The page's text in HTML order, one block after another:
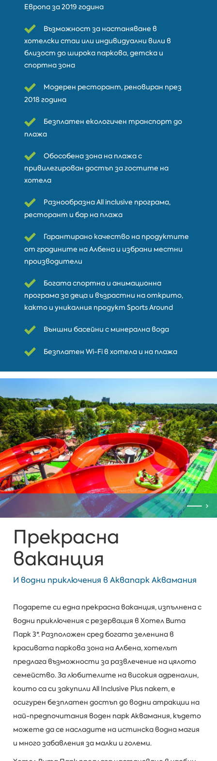
Европа за 2019 година
Възможност за настаняване в
хотелски стаи или индивидуални вили в
близост до широка паркова, детска и
спортна зона
Модерен ресторант, реновиран през
2018 година
Безплатен екологичен транспорт до
плажа
Обособена зона на плажа с
привилегирован достъп за гостите на
хотела
Разнообразна All inclusive програма,
ресторант и бар на плажа
Гарантирано качество на продуктите
от градините на Албена и избрани местни
производители
Богата спортна и анимационна
програма за деца и възрастни на открито,
както и уникалния продукт Sports Around
Външни басейни с минерална вода
Безплатен Wi-Fi в хотела и на плажа
Прекрасна
ваканция
И водни приключения в Аквапарк Аквамания
Подарете си една прекрасна ваканция, изпълнена с
водни приключения с резервация в Хотел Вита
Парк 3*. Разположен сред богата зеленина в
красивата паркова зона на Албена, хотелът
предлага възможности за развлечение на цялото
семейство. За любителите на високия адреналин,
които са си закупили All Inclusive Plus пакет, е
осигурен безплатен достъп до водни атракции на
най-предпочитания воден парк Аквамания, където
можете да се насладите на истинска водна магия
и много забавления за малки и големи.